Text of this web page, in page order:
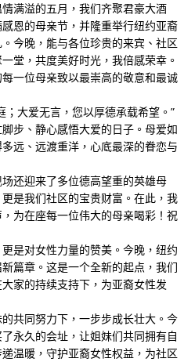
满溢的五月，我们齐聚君豪大酒
恩的母亲节，并隆重举行纽约亚裔
今晚，能与各位珍贵的来宾、社区
堂，共度美好时光，我倍感荣幸。
一位母亲致以最崇高的敬意和最诚
；大爱无言，您以厚德承载希望。”
步、静心感悟大爱的日子。母爱如
远、远渡重洋，心底最深的眷恋与
还迎来了多位德高望重的英雄母
是我们社区的宝贵财富。在此，我
为在座每一位伟大的母亲喝彩！祝
是对女性力量的赞美。今晚，纽约
篇章。这是一个全新的起点，我们
家的持续支持下，为亚裔女性发
共同努力下，一步步成长壮大。今
永久的会址，让姐妹们共同拥有自
温暖，守护亚裔女性权益，为社区